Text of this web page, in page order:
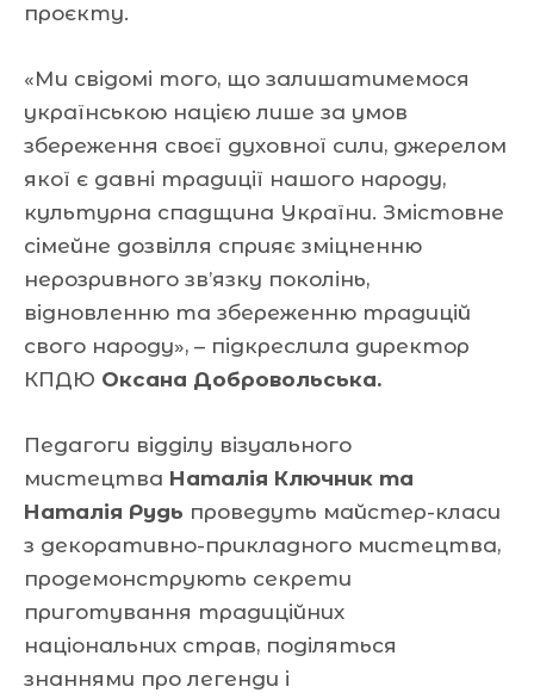
проєкту.
«Ми свідомі того, що залишатимемося
українською нацією лише за умов
збереження своєї духовної сили, джерелом
якої є давні традиції нашого народу,
культурна спадщина України. Змістовне
сімейне дозвілля сприяє зміцненню
нерозривного зв’язку поколінь,
відновленню та збереженню традицій
свого народу», – підкреслила директор
КПДЮ Оксана Добровольська.
Педагоги відділу візуального
мистецтва Наталія Ключник та
Наталія Рудь проведуть майстер-класи
з декоративно-прикладного мистецтва,
продемонструють секрети
приготування традиційних
національних страв, поділяться
знаннями про легенди і